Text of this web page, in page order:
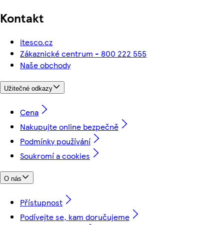
Kontakt
itesco.cz
Zákaznické centrum - 800 222 555
Naše obchody
Užitečné odkazy
Cena
Nakupujte online bezpečně
Podmínky používání
Soukromí a cookies
O nás
Přístupnost
Podívejte se, kam doručujeme